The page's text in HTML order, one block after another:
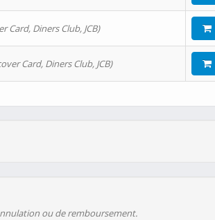
Diners Club, JCB)
Card, Diners Club, JCB)
ou de remboursement.